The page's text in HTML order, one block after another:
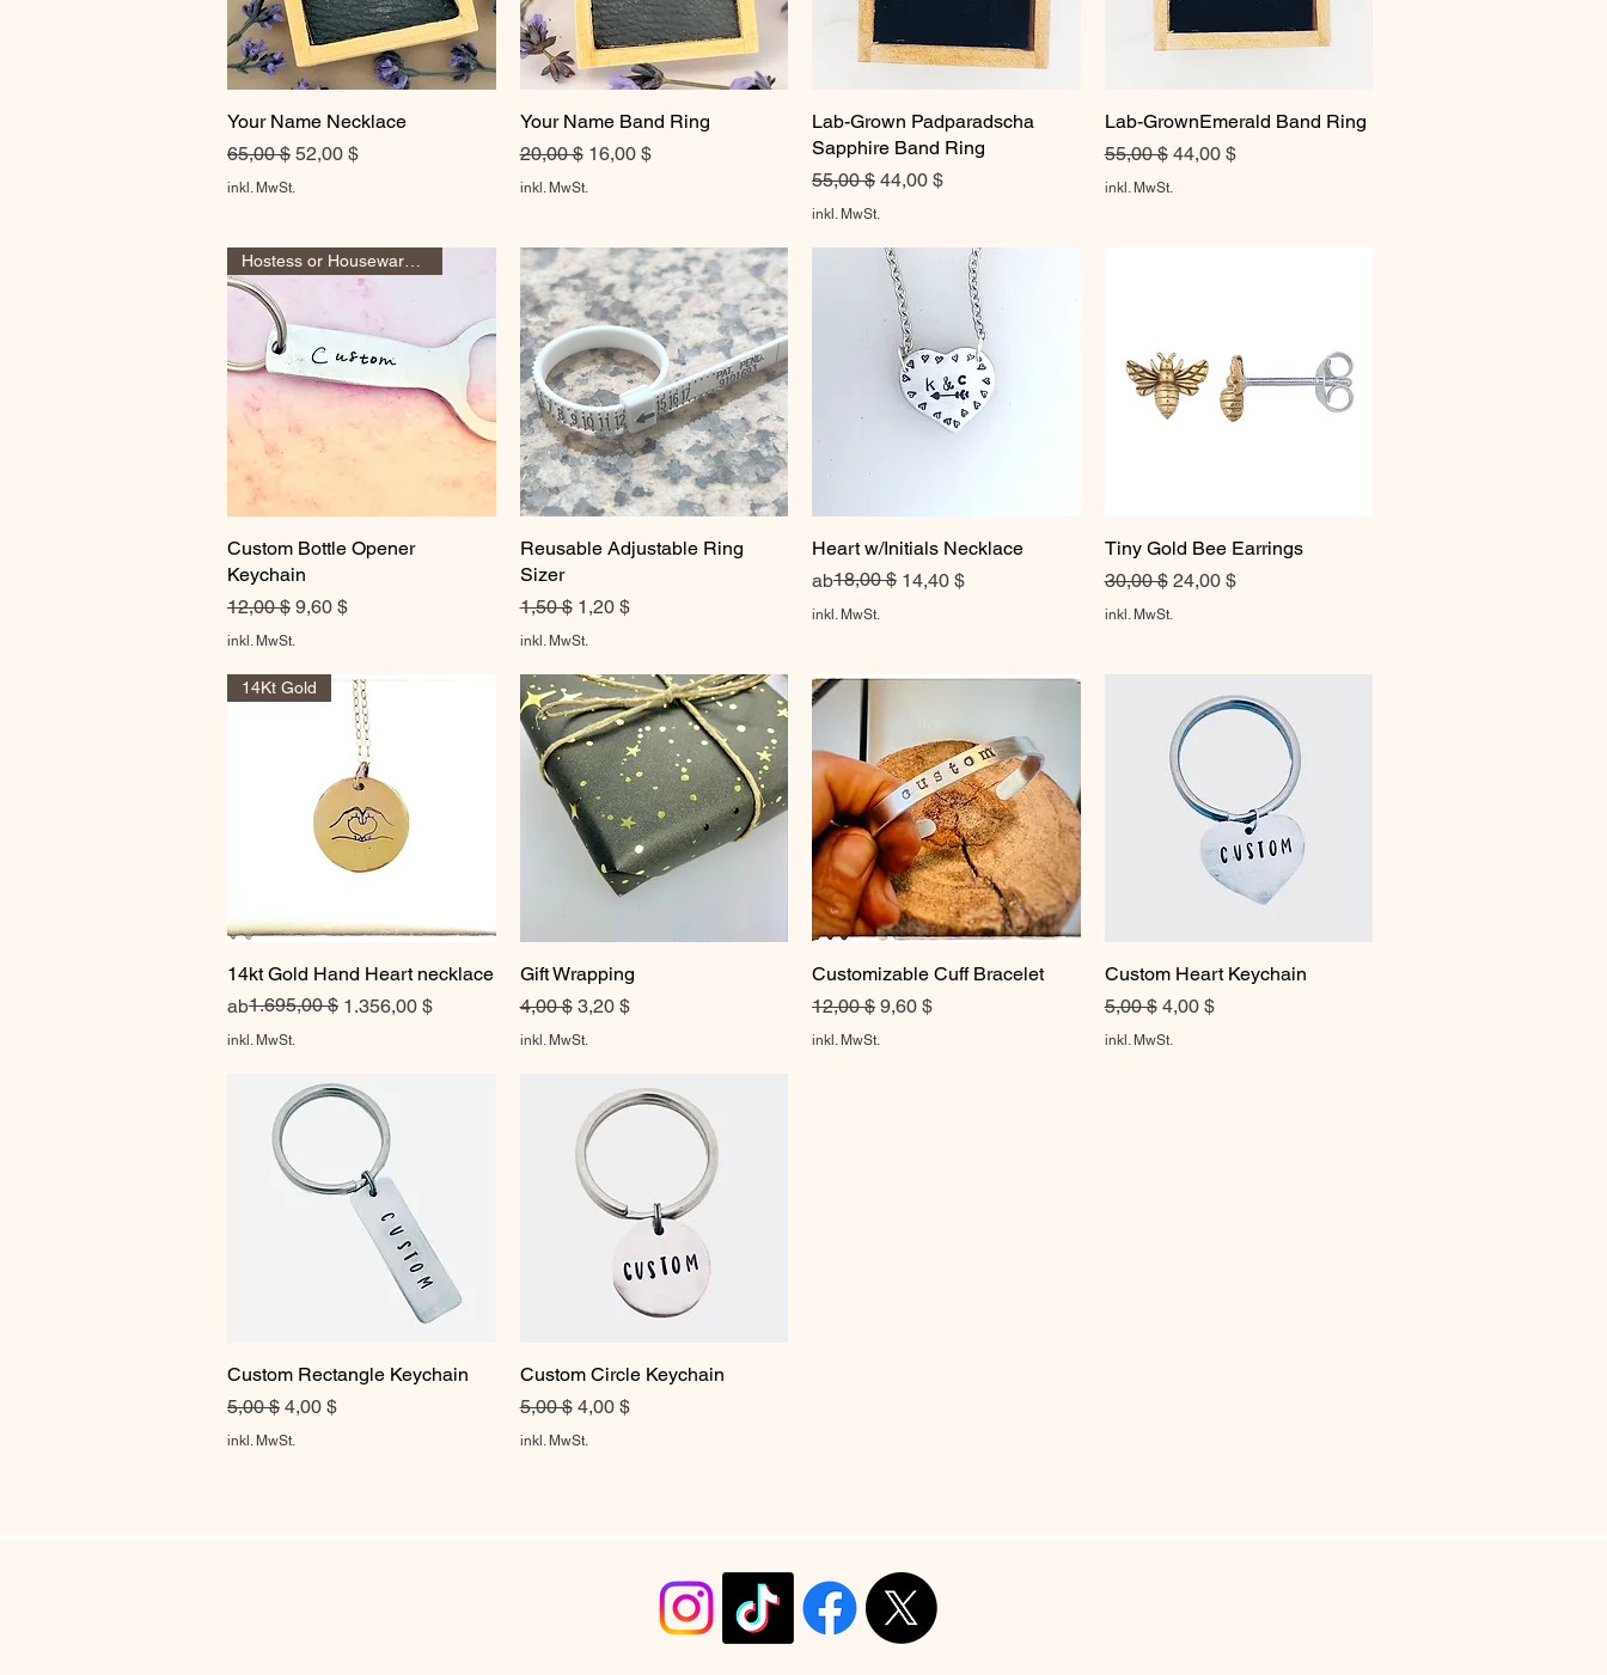
Schnellansicht
Your Name Necklace
Standardpreis
65,00 $ Sale-Preis
52,00 $
inkl. MwSt.
Schnellansicht
Your Name Band Ring
Standardpreis
20,00 $ Sale-Preis
16,00 $
inkl. MwSt.
Schnellansicht
Lab-Grown Padparadscha
Sapphire Band Ring
Standardpreis
55,00 $ Sale-Preis
44,00 $
inkl. MwSt.
Schnellansicht
Lab-GrownEmerald Band Ring
Standardpreis
55,00 $ Sale-Preis
44,00 $
inkl. MwSt.
Schnellansicht
Custom Bottle Opener
Keychain
Standardpreis
12,00 $ Sale-Preis
9,60 $
inkl. MwSt.
Schnellansicht
Reusable Adjustable Ring
Sizer
Standardpreis
1,50 $ Sale-Preis
1,20 $
inkl. MwSt.
Schnellansicht
Heart w/Initials Necklace
ab
Standardpreis
18,00 $ 14,40 $
Sale-Preis
inkl. MwSt.
Schnellansicht
Tiny Gold Bee Earrings
Standardpreis
30,00 $ Sale-Preis
24,00 $
inkl. MwSt.
Schnellansicht
14Kt Gold
14kt Gold Hand Heart necklace
ab
Standardpreis
1.695,00 $ 1.356,00 $
Sale-Preis
inkl. MwSt.
Schnellansicht
Gift Wrapping
Standardpreis
4,00 $ Sale-Preis
3,20 $
inkl. MwSt.
Schnellansicht
Customizable Cuff Bracelet
Standardpreis
12,00 $ Sale-Preis
9,60 $
inkl. MwSt.
Schnellansicht
Custom Heart Keychain
Standardpreis
5,00 $ Sale-Preis
4,00 $
inkl. MwSt.
Schnellansicht
Custom Rectangle Keychain
Standardpreis
5,00 $ Sale-Preis
4,00 $
inkl. MwSt.
Schnellansicht
Custom Circle Keychain
Standardpreis
5,00 $ Sale-Preis
4,00 $
inkl. MwSt.